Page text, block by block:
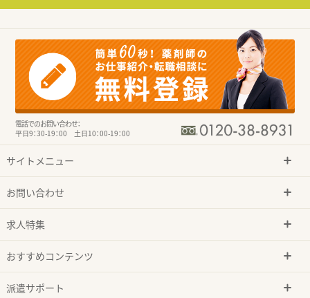
電話でのお問い合わせ：
平日9：30-19：00 土日10：00-19：00
サイトメニュー
お問い合わせ
求人特集
おすすめコンテンツ
派遣サポート